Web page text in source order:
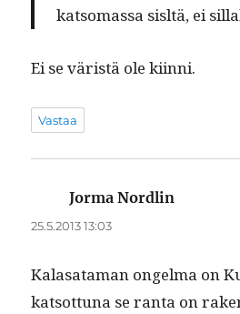
kat­so­mas­sa sisltä, ei
Ei se väristä ole kiinni.
Vastaa
Jorma Nordlin
25.5.2013 13:03
Kalasa­ta­man ongel­ma on
kat­sot­tuna se ranta on